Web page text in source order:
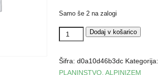
Samo še 2 na zalogi
JUŽNO
OD
VSEGA:
Dodaj v košarico
Šifra:d0a10d46b3dc Kategorija:
PLANINSTVO, ALPINIZEM